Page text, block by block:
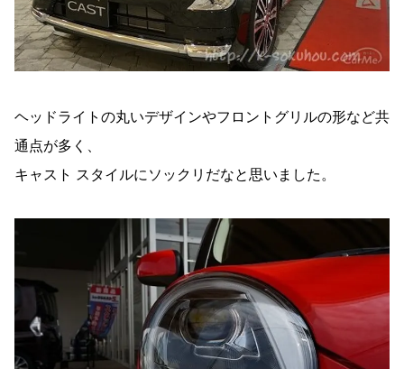
ヘッドライトの丸いデザインやフロントグリルの形など共
通点が多く、
キャスト スタイルにソックリだなと思いました。